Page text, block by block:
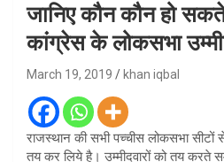
जानिए कौन कौन हो
कांग्रेस के लोकसभा
March 19, 2019 khan iqbal
राजस्थान की सभी पच्चीस लोकसभा सीटों
तय कर लिये है। उम्मीदवारों को तय करते